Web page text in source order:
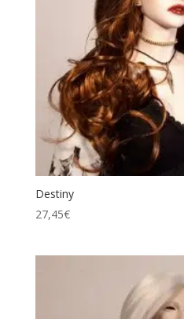
Destiny
27,45€